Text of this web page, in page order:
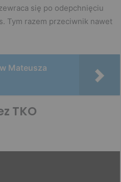
się po odepchnięciu
Tym razem przeciwnik nawet
Mateusza
TKO